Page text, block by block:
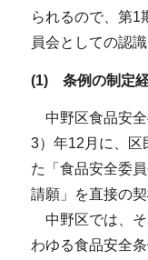
られるので、第1
員会としての認
(1) 条例の制定
中野区食品安全
3）年12月に、区
た「食品安全委
請願」を直接の契
中野区では、そ
わゆる食品安全